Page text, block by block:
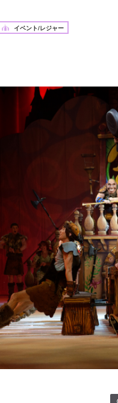
イベント/レジャー